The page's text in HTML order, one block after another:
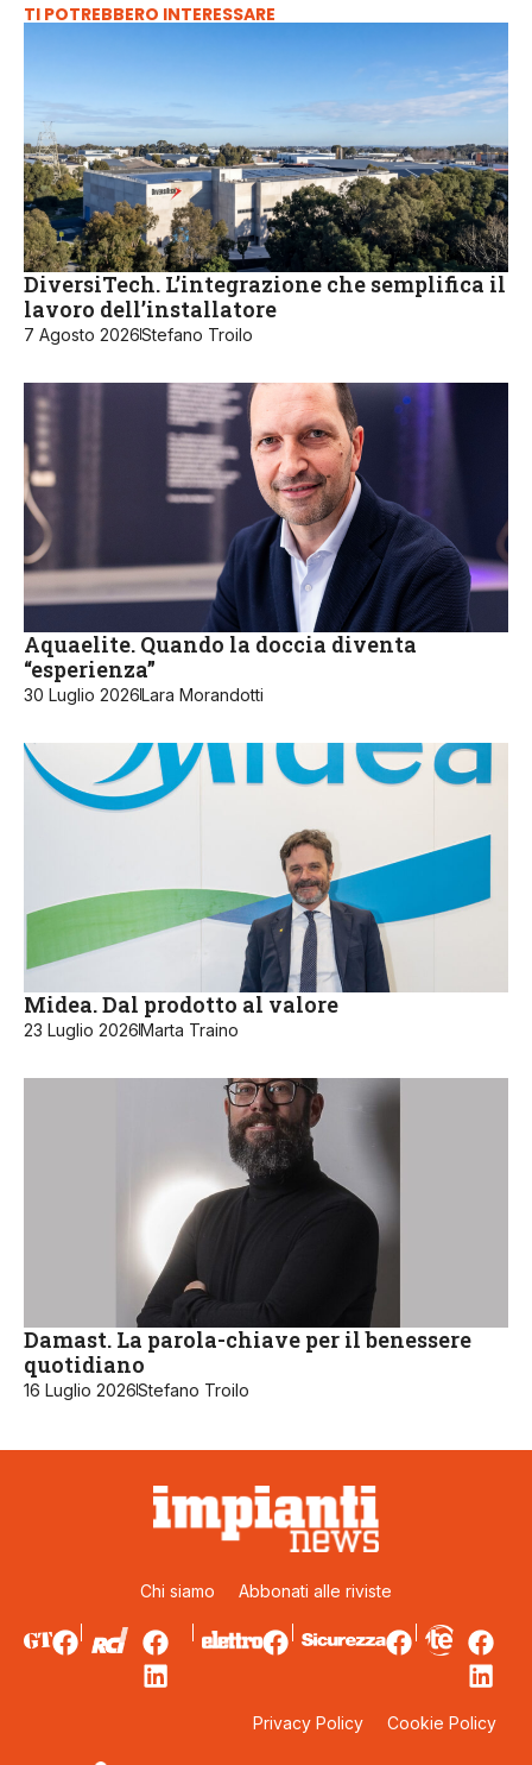
TI POTREBBERO INTERESSARE
DiversiTech. L’integrazione che semplifica il
lavoro dell’installatore
7 Agosto 2026Stefano Troilo
Aquaelite. Quando la doccia diventa
“esperienza”
30 Luglio 2026Lara Morandotti
Midea. Dal prodotto al valore
23 Luglio 2026Marta Traino
Damast. La parola-chiave per il benessere
quotidiano
16 Luglio 2026Stefano Troilo
Chi siamo Abbonati alle riviste
Privacy Policy Cookie Policy